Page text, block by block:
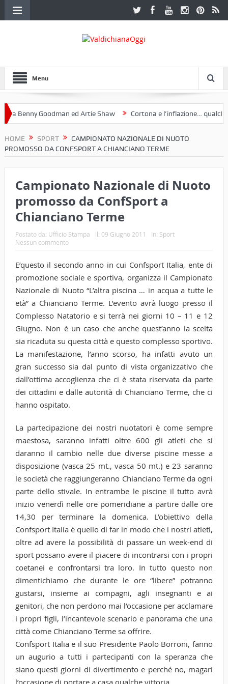
Menu
Benny Goodman ed Artie Shaw Cortona e l’inflazione… qualche
HOME SPORT
CAMPIONATO NAZIONALE DI NUOTO
PROMOSSO DA CONFSPORT A CHIANCIANO TERME
Campionato Nazionale di Nuoto
promosso da ConfSport a
Chianciano Terme
Postato da: Ufficio Stampa il: 09 Giugno 2011 In: Sport
Nessun commento
E’questo il secondo anno in cui Confsport Italia, ente di
promozione sociale e sportiva, organizza il Campionato
Nazionale di Nuoto “L’altra piscina … in acqua a tutte le
età” a Chianciano Terme. L’evento avrà luogo presso il
Complesso Natatorio e si terrà nei giorni 10 – 11 e 12
Giugno. Non è un caso che anche quest’anno la scelta
sia ricaduta su questa città e questo complesso sportivo.
La manifestazione, l’anno scorso, ha infatti avuto un
gran successo sia dal punto di vista organizzativo che
dall’ottima accoglienza che ci è stata riservata da parte
dei cittadini e dalle autorità di Chianciano Terme, che ci
hanno ospitato.
La partecipazione dei nostri nuotatori è come sempre
maestosa, saranno infatti oltre 600 gli atleti che si
daranno il cambio nelle due diverse piscine messe a
disposizione (vasca 25 mt., vasca 50 mt.) e 23 saranno
le società che raggiungeranno Chianciano Terme da ogni
parte dello stivale. In entrambe le piscine il tutto avrà
inizio venerdì nelle ore pomeridiane a partire dalle ore
14,30 per terminare la domenica. L’obiettivo della
Confsport Italia è quello di far in modo che i nostri atleti,
oltre ad avere la possibilità di passare un week-end di
sport possano avere il piacere di incontrarsi con i propri
coetanei e confrontarsi tra loro. In tutto questo non
dimentichiamo che durante le ore “libere” potranno
gustarsi, insieme ai compagni, agli insegnanti e ai
genitori, che non perdono mai l’occasione per acclamare
i propri figli, l’incantevole scenario e panorama che una
città come Chianciano Terme sa offrire.
Confsport Italia e il suo Presidente Paolo Borroni, fanno
un augurio a tutti i partecipanti con la speranza che
siano questi giorni di divertimento e perché no, magari
l’occasione di portare a casa qualche vittoria